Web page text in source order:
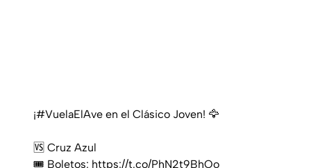
¡#VuelaElAveen el Clásico Joven! 🦅
🆚 Cruz Azul
🎟️ Boletos: https://t.co/PhN2t9BhOo